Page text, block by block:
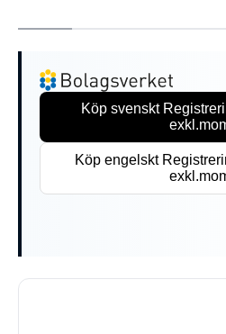
Köp svenskt
Köp engelskt